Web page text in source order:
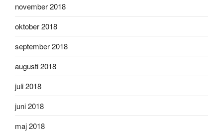
november 2018
oktober 2018
september 2018
augusti 2018
juli 2018
juni 2018
maj 2018